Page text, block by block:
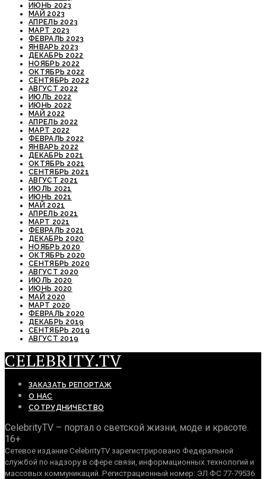
ИЮНЬ 2023
МАЙ 2023
АПРЕЛЬ 2023
МАРТ 2023
ФЕВРАЛЬ 2023
ЯНВАРЬ 2023
ДЕКАБРЬ 2022
НОЯБРЬ 2022
ОКТЯБРЬ 2022
СЕНТЯБРЬ 2022
АВГУСТ 2022
ИЮЛЬ 2022
ИЮНЬ 2022
МАЙ 2022
АПРЕЛЬ 2022
МАРТ 2022
ФЕВРАЛЬ 2022
ЯНВАРЬ 2022
ДЕКАБРЬ 2021
ОКТЯБРЬ 2021
СЕНТЯБРЬ 2021
АВГУСТ 2021
ИЮЛЬ 2021
ИЮНЬ 2021
МАЙ 2021
АПРЕЛЬ 2021
МАРТ 2021
ФЕВРАЛЬ 2021
ДЕКАБРЬ 2020
НОЯБРЬ 2020
ОКТЯБРЬ 2020
СЕНТЯБРЬ 2020
АВГУСТ 2020
ИЮЛЬ 2020
ИЮНЬ 2020
МАЙ 2020
МАРТ 2020
ФЕВРАЛЬ 2020
ДЕКАБРЬ 2019
СЕНТЯБРЬ 2019
АВГУСТ 2019
CELEBRITY.TV
ЗАКАЗАТЬ РЕПОРТАЖ
О НАС
СОТРУДНИЧЕСТВО
CelebrityTV – портал о светской жизни, моде и красоте.
16+
Сетевое издание CelebrityTV зарегистрировано Федеральной
службой по надзору в сфере связи, информационных технологий и
массовых коммуникаций. Регистрационный номер: ЭЛ ФС 77-79536